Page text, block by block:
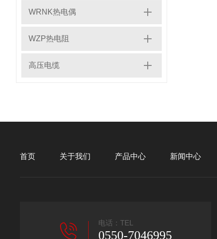
WRNK热电偶
WZP热电阻
高压电缆
首页 关于我们 产品中心 新闻中心
电话：TEL
0550-7046995